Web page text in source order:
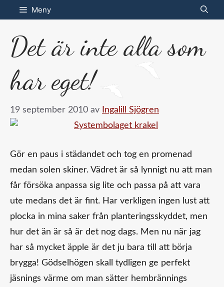
Hoppa
till
innehåll
Meny
Det är inte alla som
har eget!
19 september 2010 av Ingalill Sjögren
Gör en paus i städandet och tog en promenad
medan solen skiner. Vädret är så lynnigt nu att man
får försöka anpassa sig lite och passa på att vara
ute medans det är fint. Har verkligen ingen lust att
plocka in mina saker från planteringsskyddet, men
hur det än är så är det nog dags. Men nu när jag
har så mycket äpple är det ju bara till att börja
brygga! Gödselhögen skall tydligen ge perfekt
jäsnings värme om man sätter hembrännings